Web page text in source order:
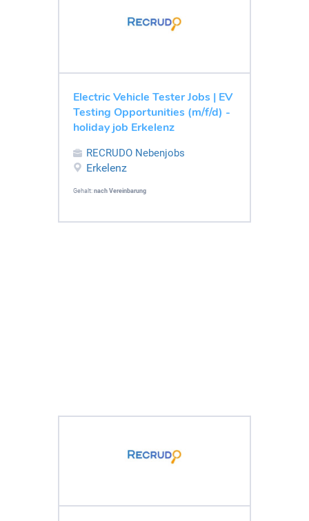
Electric Vehicle Tester Jobs | EV
Testing Opportunities (m/f/d) -
holiday job Erkelenz
RECRUDO Nebenjobs
Erkelenz
Gehalt: nach Vereinbarung